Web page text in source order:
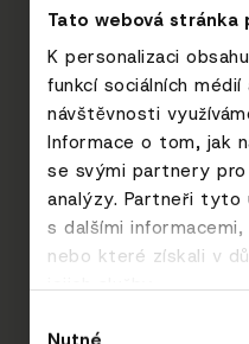
Tato webová stránka
K personalizaci
funkcí sociálních médií
návštěvnosti
Informace o tom, jak
se svými partnery pro
analýzy. Partneři tyto
s dalšími
nebo které získali v
jejich služby.